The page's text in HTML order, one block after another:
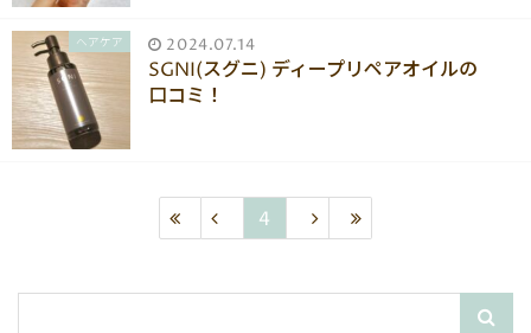
ヘアケア 2024.07.14
SGNI(スグニ) ディープリペアオイルの
口コミ！
4